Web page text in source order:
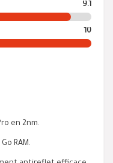
9.1
10
en 2nm.
RAM.